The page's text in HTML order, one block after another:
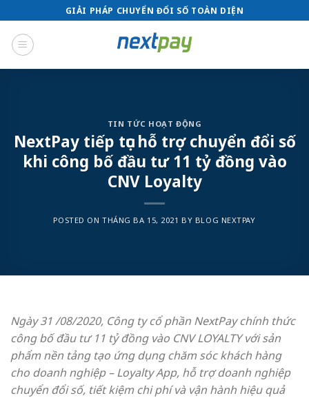
to
content
GIẢI PHÁP CHUYỂN ĐỔI SỐ TOÀN DIỆN
TIN TỨC HOẠT ĐỘNG
NextPay tiếp tục hỗ trợ chuyển đổi số
khi công bố đầu tư 11 tỷ đồng vào
CNV Loyalty
POSTED ONTHÁNG BA 15, 2021 BY BLOG NEXTPAY
Ngày 31 /08/2020, Công ty cổ phần NextPay chính thức
công bố đầu tư 11 tỷ đồng vào CNV LOYALTY với sản
phẩm nền tảng tạo ứng dụng chăm sóc khách hàng
cho doanh nghiệp – Loyalty App, hỗ trợ doanh nghiệp
chuyển đổi số, tiết kiệm chi phí và vận hành hiệu quả